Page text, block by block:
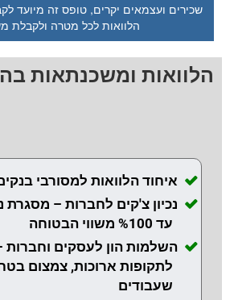
שכירים ועצמאים יקרים, טופס זה מיועד
הלוואות לכל מטרה ולקבלת
הלוואות ומשכנתאות
איחוד הלוואות למסורבי
נכיון צ'קים לחברות – מסגרת
עד %100 משווי הבטוחה
השלמות הון לעסקים וחברות
לתקופות ארוכות, צמצום
שעבודים